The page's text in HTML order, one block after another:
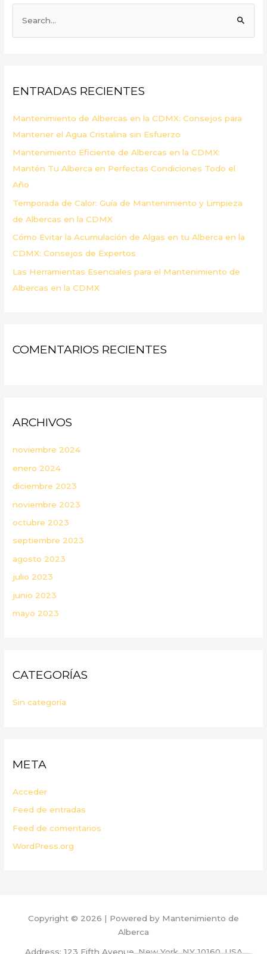
r
o
r
:
ENTRADAS RECIENTES
Mantenimiento de Albercas en la CDMX: Consejos para
Mantener el Agua Cristalina sin Esfuerzo
Mantenimiento Eficiente de Albercas en la CDMX:
Mantén Tu Alberca en Perfectas Condiciones Todo el
Año
Temporada de Calor: Guía de Mantenimiento y Limpieza
de Albercas en la CDMX
Cómo Evitar la Acumulación de Algas en tu Alberca en la
CDMX: Consejos de Expertos
Las Herramientas Esenciales para el Mantenimiento de
Albercas en la CDMX
COMENTARIOS RECIENTES
ARCHIVOS
noviembre 2024
enero 2024
diciembre 2023
noviembre 2023
octubre 2023
septiembre 2023
agosto 2023
julio 2023
junio 2023
mayo 2023
CATEGORÍAS
Sin categoría
META
Acceder
Feed de entradas
Feed de comentarios
WordPress.org
Copyright © 2026 | Powered by Mantenimiento de
Alberca
Address: 123 Fifth Avenue, New York, NY 10160, USA